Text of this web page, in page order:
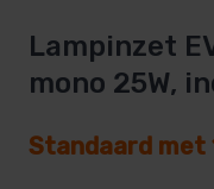
Lampinzet
mono 25W,
Standaard met